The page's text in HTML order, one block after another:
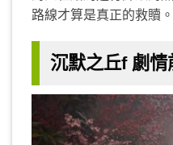
路線才算是真正的救贖。
沉默之丘f 劇情